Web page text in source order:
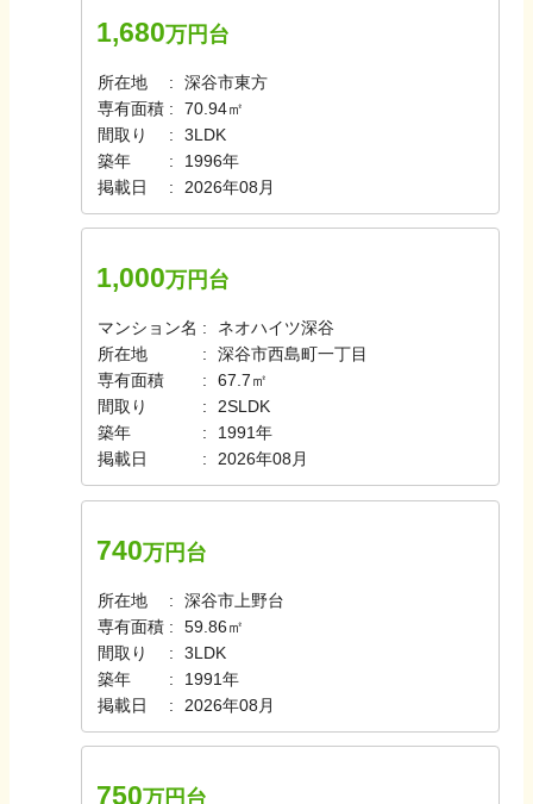
1,680万円台
所在地
深谷市東方
専有面積
70.94㎡
間取り
3LDK
築年
1996年
掲載日
2026年08月
1,000万円台
マンション名
ネオハイツ深谷
所在地
深谷市西島町一丁目
専有面積
67.7㎡
間取り
2SLDK
築年
1991年
掲載日
2026年08月
740万円台
所在地
深谷市上野台
専有面積
59.86㎡
間取り
3LDK
築年
1991年
掲載日
2026年08月
750万円台